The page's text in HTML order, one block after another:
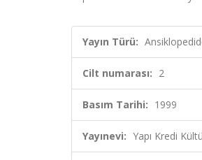
Yayın Türü:
Cilt numarası: 2
Basım Tarihi: 1999
Yayınevi: Yapı Kredi